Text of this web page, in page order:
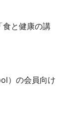
食と健康の講
）の会員向け